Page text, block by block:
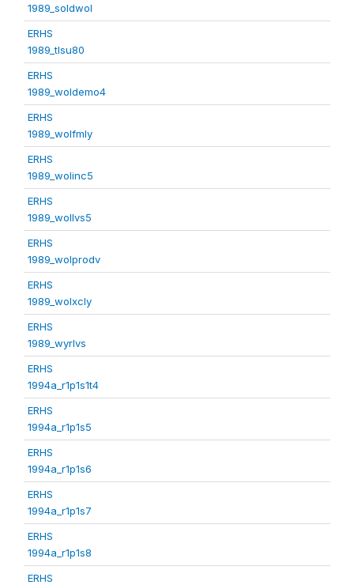
1989_soldwol
ERHS
1989_tlsu80
ERHS
1989_woldemo4
ERHS
1989_wolfmly
ERHS
1989_wolinc5
ERHS
1989_wollvs5
ERHS
1989_wolprodv
ERHS
1989_wolxcly
ERHS
1989_wyrlvs
ERHS
1994a_r1p1s1t4
ERHS
1994a_r1p1s5
ERHS
1994a_r1p1s6
ERHS
1994a_r1p1s7
ERHS
1994a_r1p1s8
ERHS